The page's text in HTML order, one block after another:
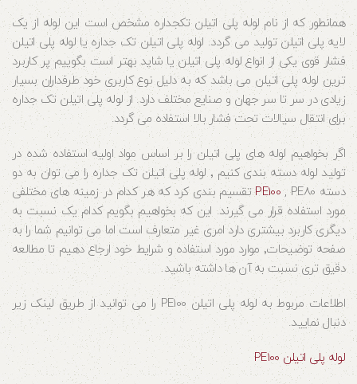
همانطور که از نام لوله پلی اتیلن تکجداره مشخص است این لوله از یک
لایه پلی اتیلن تولید می گردد. لوله پلی اتیلن تک جداره یا لوله پلی اتیلن
فشار قوی یکی از انواع لوله پلی اتیلن یا شاید بهتر است بگوییم پر کاربرد
ترین لوله پلی اتیلن می باشد که به دلیل نوع کاربری خود طرفداران بسیار
زیادی در سر تا سر جهان و صنایع مختلف دارد. از لوله پلی اتیلن تک جداره
برای انتقال سیالات تحت فشار بالا استفاده می گردد.
اگر بخواهیم لوله های پلی اتیلن را بر اساس مواد اولیه استفاده شده در
تولید لوله دسته بندی کنیم ٬ لوله پلی اتیلن تک جداره را می توان به دو
دسته
PE100, PE80 تقسیم بندی کرد که هر کدام در زمینه های مختلفی
مورد استفاده قرار می گیرند. این که بخواهیم بگویم کدام یک نسبت به
دیگری کاربرد بیشتری دارد امری غیر متعارف است اما می توانیم شما را به
صفحه توضیحات٬ موارد مورد استفاده و شرایط خود ارجاع دهیم تا مطالعه
دقیق تری نسبت به آن ها داشته باشید.
اطلاعات مربوط به لوله پلی اتیلن PE100 را می توانید از طریق لینک زیر
دنبال نمایید.
لوله پلی اتیلن PE100